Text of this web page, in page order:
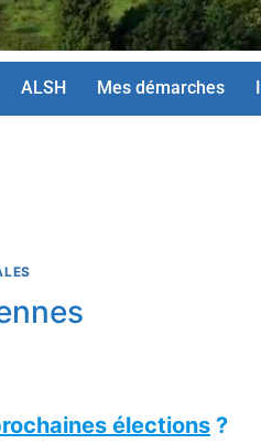
ALSH Mes démarches
élections ?